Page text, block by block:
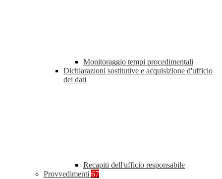
Monitoraggio tempi procedimentali
Dichiarazioni sostitutive e acquisizione d'ufficio
dei dati
Recapiti dell'ufficio responsabile
Provvedimenti 67